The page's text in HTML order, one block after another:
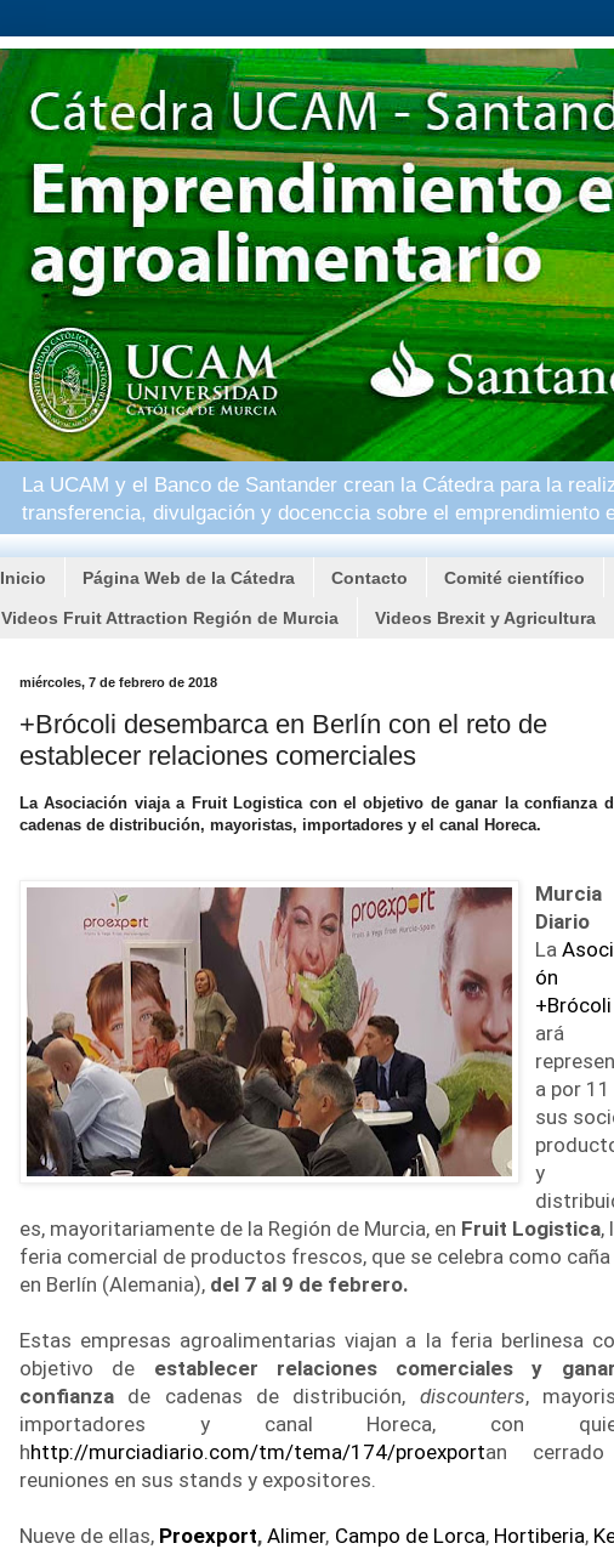
La UCAM y el Banco de Santander crean la Cátedra para la
transferencia, divulgación y docenccia sobre el emprendimiento
Inicio Página Web de la Cátedra Contacto Comité científico
Videos Fruit Attraction Región de Murcia Videos Brexit y Agricultura
miércoles, 7 de febrero de 2018
+Brócoli desembarca en Berlín con el reto de
establecer relaciones comerciales
La Asociación viaja a Fruit Logistica con el objetivo de ganar la confianza
cadenas de distribución, mayoristas, importadores y el canal Horeca.
Murcia
Diario
La
ón
+Brócoli
ará
a por
sus
y
es, mayoritariamente de la Región de Murcia, en Fruit Logistica,
feria comercial de productos frescos, que se celebra como caña
en Berlín (Alemania), del 7 al 9 de febrero.
Estas empresas agroalimentarias viajan a la feria berlinesa
objetivo de establecer relaciones comerciales y
confianza de cadenas de distribución, discounters,
importadores y canal Horeca, con
hhttp://murciadiario.com/tm/tema/174/proexportan
reuniones en sus stands y expositores.
Nueve de ellas, Proexport, Alimer, Campo de Lorca, Hortiberia,